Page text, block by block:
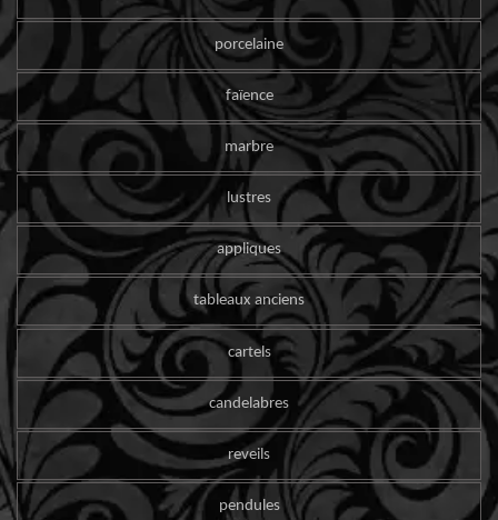
porcelaine
faïence
marbre
lustres
appliques
tableaux anciens
cartels
candelabres
reveils
pendules